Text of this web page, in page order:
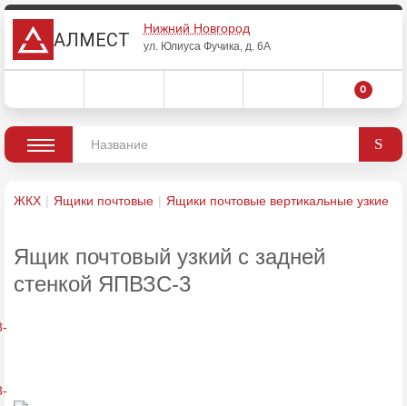
АЛМЕСТ
Нижний Новгород
ул. Юлиуса Фучика, д. 6А
0
ЖКХ Ящики почтовые Ящики почтовые вертикальные узкие
Ящик почтовый узкий с задней
стенкой ЯПВЗС-3